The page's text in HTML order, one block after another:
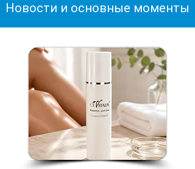
Новости и основные моменты